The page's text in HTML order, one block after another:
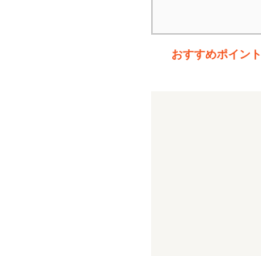
おすすめポイント